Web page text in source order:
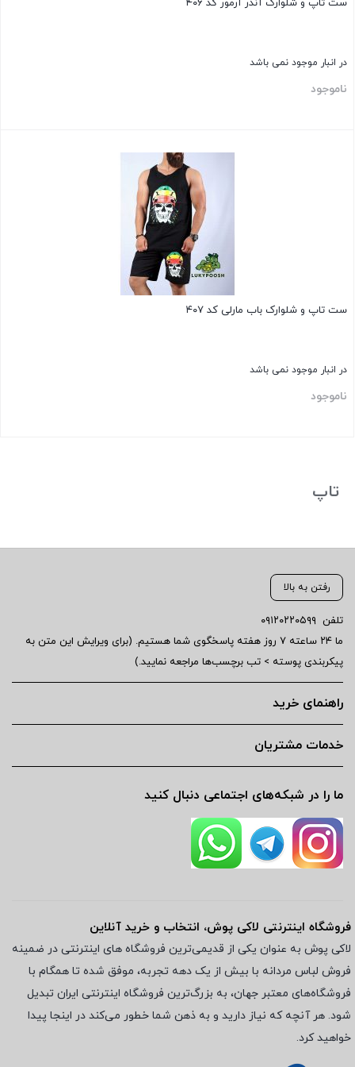
ست تاپ و شلوارک آندر آرمور کد ۴۰۶
در انبار موجود نمی باشد
ناموجود
ست تاپ و شلوارک باب مارلی کد ۴۰۷
در انبار موجود نمی باشد
ناموجود
تاپ
رفتن به بالا
تلفن ۰۹۱۲۰۲۲۰۵۹۹
ما ۲۴ ساعته ۷ روز هفته پاسخگوی شما هستیم. (برای ویرایش این متن به
پیکربندی پوسته > تب برچسب‌ها مراجعه نمایید.)
راهنمای خرید
خدمات مشتریان
ما را در شبکه‌های اجتماعی دنبال کنید
فروشگاه اینترنتی لاکی پوش، انتخاب و خرید آنلاین
لاکی پوش به عنوان یکی از قدیمی‌ترین فروشگاه های اینترنتی در ضمینه
فروش لباس مردانه با بیش از یک دهه تجربه، موفق شده تا همگام با
فروشگاه‌های معتبر جهان، به بزرگ‌ترین فروشگاه اینترنتی ایران تبدیل
شود. هر آنچه که نیاز دارید و به ذهن شما خطور می‌کند در اینجا پیدا
خواهید کرد.